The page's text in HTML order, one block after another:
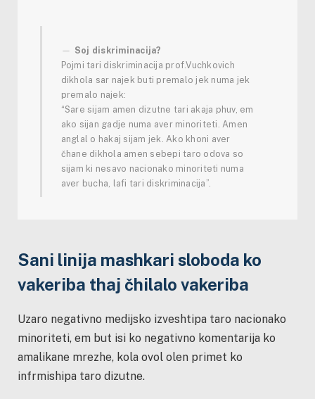
Soj diskriminacija?
Pojmi tari diskriminacija prof.Vuchkovich
dikhola sar najek buti premalo jek numa jek
premalo najek:
“Sare sijam amen dizutne tari akaja phuv, em
ako sijan gadje numa aver minoriteti. Amen
anglal o hakaj sijam jek. Ako khoni aver
čhane dikhola amen sebepi taro odova so
sijam ki nesavo nacionako minoriteti numa
aver bucha, lafi tari diskriminacija”.
Sani linija mashkari sloboda ko
vakeriba thaj čhilalo vakeriba
Uzaro negativno medijsko izveshtipa taro nacionako
minoriteti, em but isi ko negativno komentarija ko
amalikane mrezhe, kola ovol olen primet ko
infrmishipa taro dizutne.